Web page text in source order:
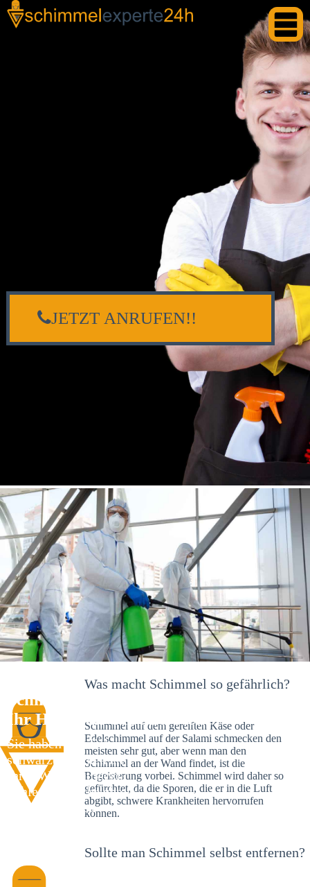
Schimmelexperte in Benzhausen –
Ihr Helfer an Ort und Stelle
Sie haben kürzlich
schwarze Flecken an
Ihrer Wand entdeckt?
Schlechte Nachrichten:
Sie haben einen
JETZT ANRUFEN!!
Was macht Schimmel so gefährlich?
Schimmel auf dem gereiften Käse oder
Edelschimmel auf der Salami schmecken den
meisten sehr gut, aber wenn man den
Schimmel an der Wand findet, ist die
Begeisterung vorbei. Schimmel wird daher so
gefürchtet, da die Sporen, die er in die Luft
abgibt, schwere Krankheiten hervorrufen
können.
Sollte man Schimmel selbst entfernen?